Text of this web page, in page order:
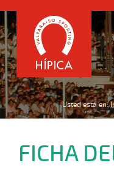
Usted está en:
FICHA